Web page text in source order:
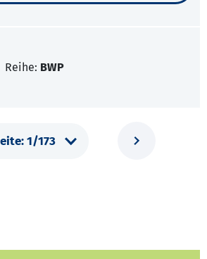
Reihe: BWP